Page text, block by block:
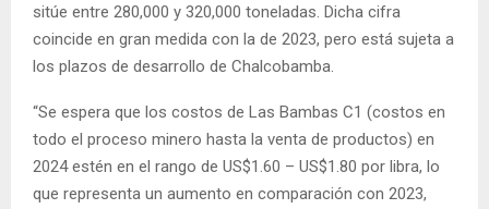
sitúe entre 280,000 y 320,000 toneladas. Dicha cifra
coincide en gran medida con la de 2023, pero está sujeta a
los plazos de desarrollo de Chalcobamba.
“Se espera que los costos de Las Bambas C1 (costos en
todo el proceso minero hasta la venta de productos) en
2024 estén en el rango de US$1.60 – US$1.80 por libra, lo
que representa un aumento en comparación con 2023,